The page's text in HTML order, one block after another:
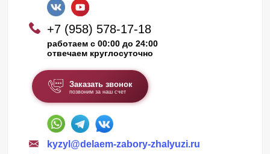
+7 (958) 578-17-18
работаем с 00:00 до 24:00
отвечаем круглосуточно
Заказать звонок
позвоним за наш счет
kyzyl@delaem-zabory-zhalyuzi.ru